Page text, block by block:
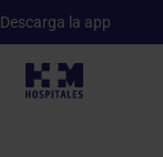
Descarga la app
Cuadro médico